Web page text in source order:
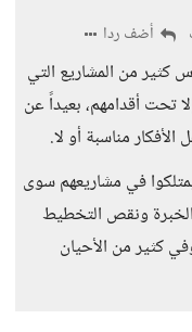
أضف ردا
كثير من المشاريع التي
تحت أقدامهم، بعيداً عن
مناسبة أو لا.
في مشاريعهم سوى
ونقص التخطيط
كثير من الأحيان